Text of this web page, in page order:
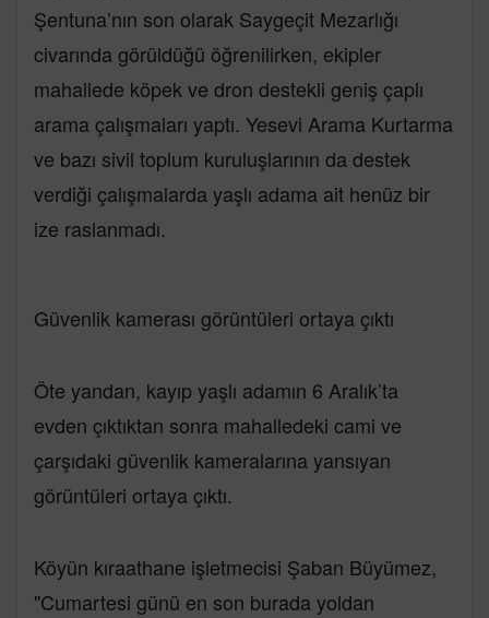
Şentuna’nın son olarak Saygeçit Mezarlığı
civarında görüldüğü öğrenilirken, ekipler
mahallede köpek ve dron destekli geniş çaplı
arama çalışmaları yaptı. Yesevi Arama Kurtarma
ve bazı sivil toplum kuruluşlarının da destek
verdiği çalışmalarda yaşlı adama ait henüz bir
ize raslanmadı.
Güvenlik kamerası görüntüleri ortaya çıktı
Öte yandan, kayıp yaşlı adamın 6 Aralık’ta
evden çıktıktan sonra mahalledeki cami ve
çarşıdaki güvenlik kameralarına yansıyan
görüntüleri ortaya çıktı.
Köyün kıraathane işletmecisi Şaban Büyümez,
"Cumartesi günü en son burada yoldan